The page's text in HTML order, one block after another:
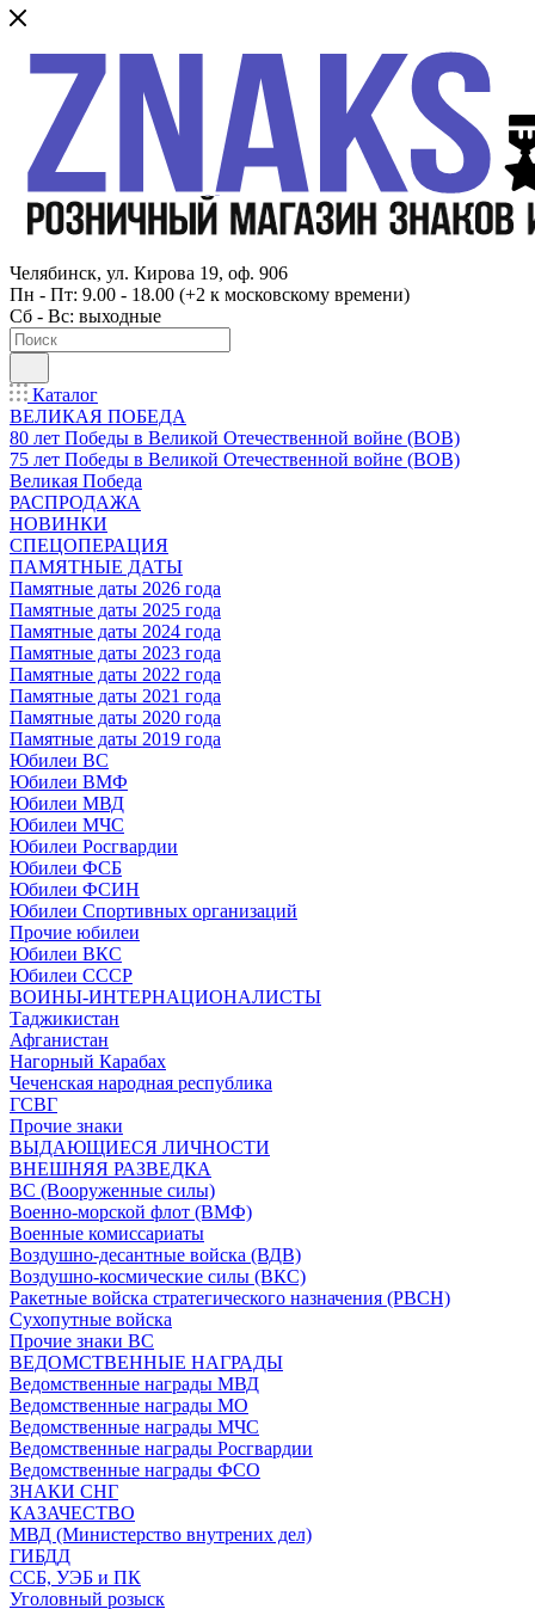
Челябинск, ул. Кирова 19, оф. 906
Пн - Пт: 9.00 - 18.00 (+2 к московскому времени)
Сб - Вс: выходные
Каталог
ВЕЛИКАЯ ПОБЕДА
80 лет Победы в Великой Отечественной войне (ВОВ)
75 лет Победы в Великой Отечественной войне (ВОВ)
Великая Победа
РАСПРОДАЖА
НОВИНКИ
СПЕЦОПЕРАЦИЯ
ПАМЯТНЫЕ ДАТЫ
Памятные даты 2026 года
Памятные даты 2025 года
Памятные даты 2024 года
Памятные даты 2023 года
Памятные даты 2022 года
Памятные даты 2021 года
Памятные даты 2020 года
Памятные даты 2019 года
Юбилеи ВС
Юбилеи ВМФ
Юбилеи МВД
Юбилеи МЧС
Юбилеи Росгвардии
Юбилеи ФСБ
Юбилеи ФСИН
Юбилеи Спортивных организаций
Прочие юбилеи
Юбилеи ВКС
Юбилеи СССР
ВОИНЫ-ИНТЕРНАЦИОНАЛИСТЫ
Таджикистан
Афганистан
Нагорный Карабах
Чеченская народная республика
ГСВГ
Прочие знаки
ВЫДАЮЩИЕСЯ ЛИЧНОСТИ
ВНЕШНЯЯ РАЗВЕДКА
ВС (Вооруженные силы)
Военно-морской флот (ВМФ)
Военные комиссариаты
Воздушно-десантные войска (ВДВ)
Воздушно-космические силы (ВКС)
Ракетные войска стратегического назначения (РВСН)
Сухопутные войска
Прочие знаки ВС
ВЕДОМСТВЕННЫЕ НАГРАДЫ
Ведомственные награды МВД
Ведомственные награды МО
Ведомственные награды МЧС
Ведомственные награды Росгвардии
Ведомственные награды ФСО
ЗНАКИ СНГ
КАЗАЧЕСТВО
МВД (Министерство внутрених дел)
ГИБДД
ССБ, УЭБ и ПК
Уголовный розыск